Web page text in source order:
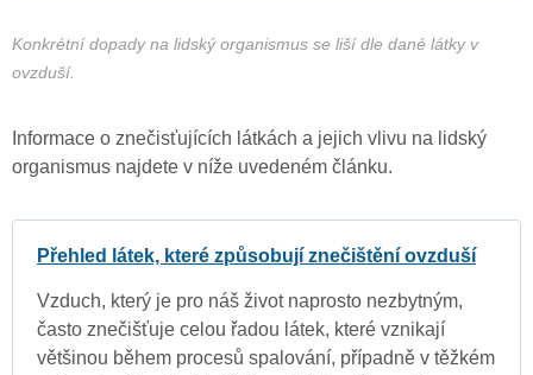
Konkrétní dopady na lidský organismus se liší dle dané látky v
ovzduší.
Informace o znečisťujících látkách a jejich vlivu na lidský
organismus najdete v níže uvedeném článku.
Přehled látek, které způsobují znečištění ovzduší
Vzduch, který je pro náš život naprosto nezbytným,
často znečišťuje celou řadou látek, které vznikají
většinou během procesů spalování, případně v těžkém